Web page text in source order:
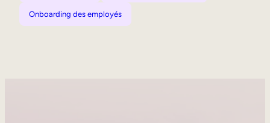
Onboarding des employés